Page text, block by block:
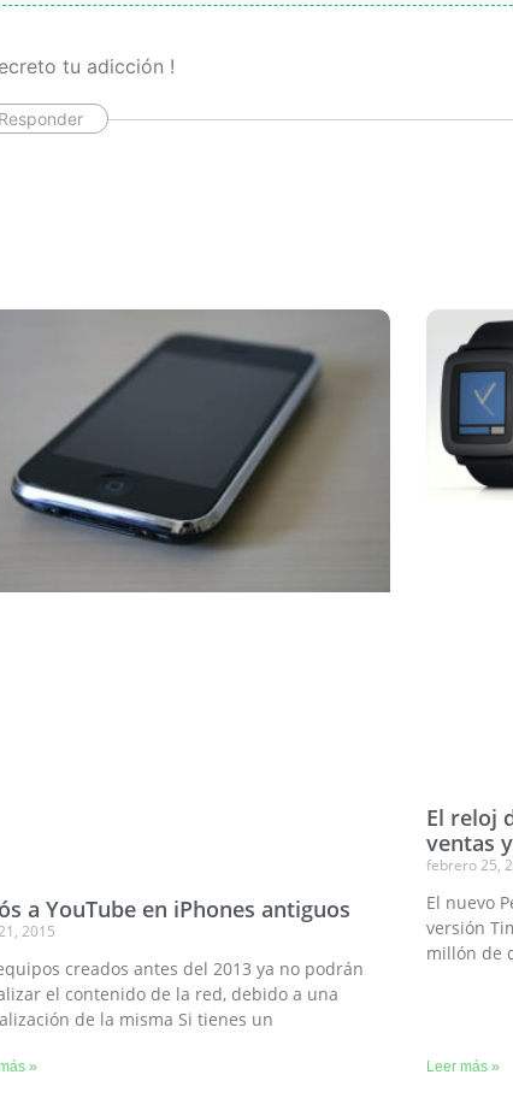
tu adicción !
Responder
a YouTube en iPhones antiguos
2015
creados antes del 2013 ya no podrán
el contenido de la red, debido a una
de la misma Si tienes un
»
El reloj
ventas
febrero 25,
El nuevo
versión
millón de
Leer más »